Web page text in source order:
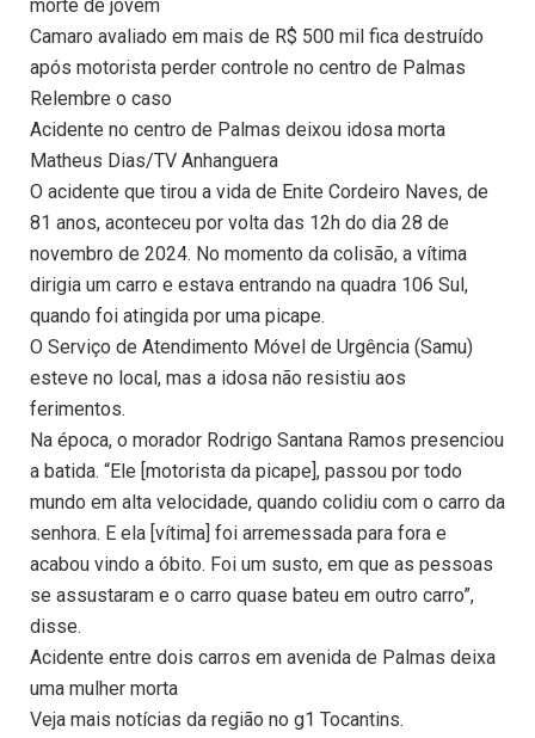
morte de jovem
Camaro avaliado em mais de R$ 500 mil fica destruído
após motorista perder controle no centro de Palmas
Relembre o caso
Acidente no centro de Palmas deixou idosa morta
Matheus Dias/TV Anhanguera
O acidente que tirou a vida de Enite Cordeiro Naves, de
81 anos, aconteceu por volta das 12h do dia 28 de
novembro de 2024. No momento da colisão, a vítima
dirigia um carro e estava entrando na quadra 106 Sul,
quando foi atingida por uma picape.
O Serviço de Atendimento Móvel de Urgência (Samu)
esteve no local, mas a idosa não resistiu aos
ferimentos.
Na época, o morador Rodrigo Santana Ramos presenciou
a batida. “Ele [motorista da picape], passou por todo
mundo em alta velocidade, quando colidiu com o carro da
senhora. E ela [vítima] foi arremessada para fora e
acabou vindo a óbito. Foi um susto, em que as pessoas
se assustaram e o carro quase bateu em outro carro”,
disse.
Acidente entre dois carros em avenida de Palmas deixa
uma mulher morta
Veja mais notícias da região no g1 Tocantins.